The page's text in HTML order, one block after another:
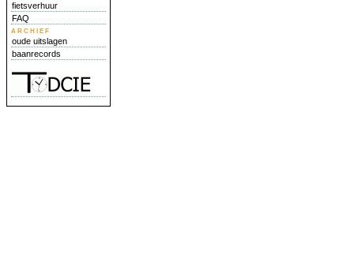
fietsverhuur
FAQ
archief
oude uitslagen
baanrecords